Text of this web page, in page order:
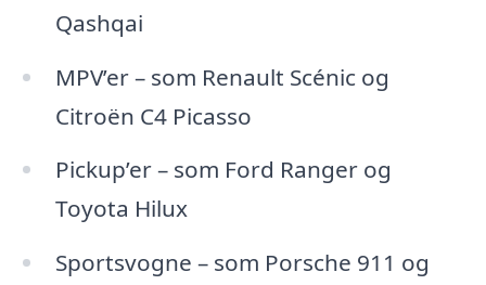
Qashqai
MPV’er – som Renault Scénic og
Citroën C4 Picasso
Pickup’er – som Ford Ranger og
Toyota Hilux
Sportsvogne – som Porsche 911 og